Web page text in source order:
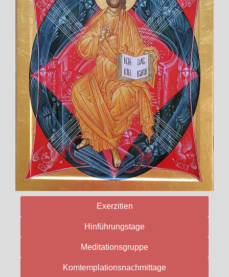
Exerzitien
Hinführungstage
Meditationsgruppe
Komtemplationsnachmittage